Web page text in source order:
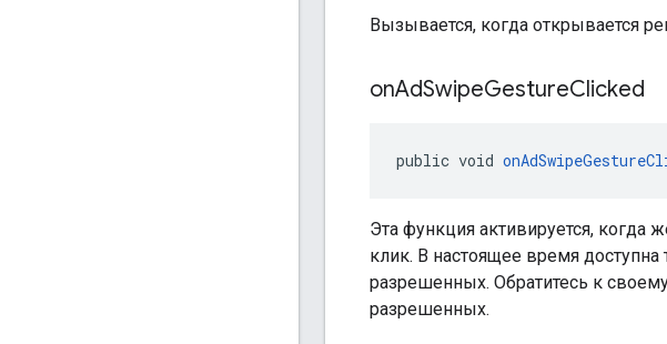
Вызывается, когда открывается
onAdSwipeGestureClicked
public void
Эта функция активируется, когда
клик. В настоящее время
разрешенных. Обратитесь к
разрешенных.